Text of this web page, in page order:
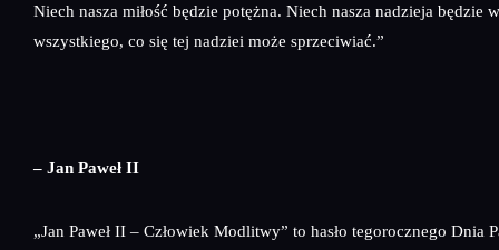
Niech nasza miłość będzie potężna. Niech nasza nadzieja będzie
wszystkiego, co się tej nadziei może sprzeciwiać.”
– Jan Paweł II
„Jan Paweł II – Człowiek Modlitwy” to hasło tegorocznego Dnia